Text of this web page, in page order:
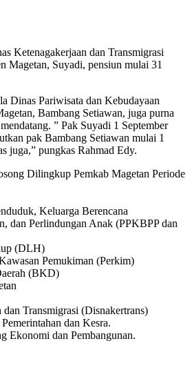
Ketenagakerjaan dan Transmigrasi
Magetan, Suyadi, pensiun mulai 31
Dinas Pariwisata dan Kebudayaan
Bambang Setiawan, juga purna
” Pak Suyadi 1 September
pak Bambang Setiawan mulai 1
juga,” pungkas Rahmad Edy.
Dilingkup Pemkab Magetan Periode
Keluarga Berencana
dan Perlindungan Anak (PPKBPP dan
(DLH)
Pemukiman (Perkim)
(BKD)
Transmigrasi (Disnakertrans)
dan Kesra.
Ekonomi dan Pembangunan.